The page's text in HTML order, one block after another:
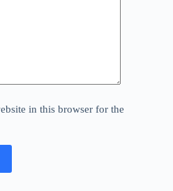
in this browser for the